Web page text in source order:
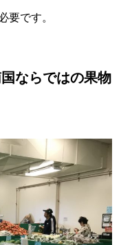
要です。
ならではの果物